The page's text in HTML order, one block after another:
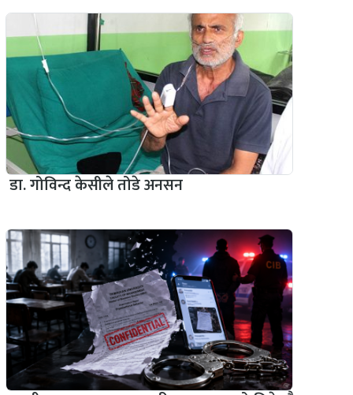
डा. गोविन्द केसीले तोडे अनसन